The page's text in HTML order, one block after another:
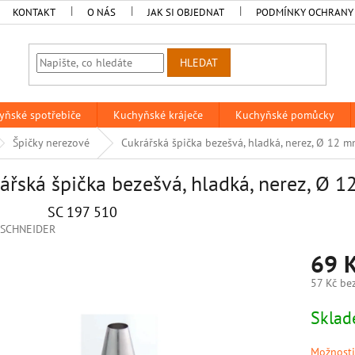
KONTAKT O NÁS JAK SI OBJEDNAT PODMÍNKY OCHRANY
HLEDAT
spotřebiče Kuchyňské kráječe Kuchyňské pomůcky
Špičky nerezové Cukrářská špička bezešvá, hladká, nerez, Ø 12
špička bezešvá, hladká, nerez, Ø
SC 197 510
SCHNEIDER
69
57 Kč
cena: